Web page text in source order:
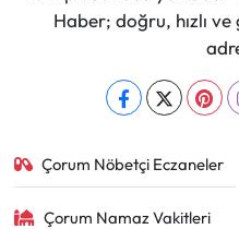
Haber; doğru, hızlı
Çorum Nöbetçi Eczaneler
Çorum Namaz Vakitleri